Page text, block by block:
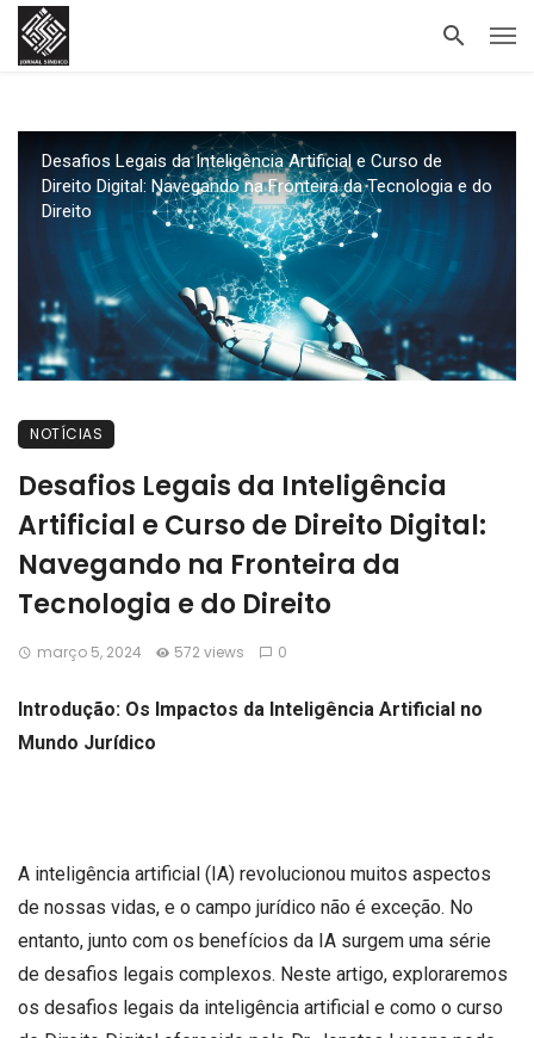
Desafios Legais da Inteligência Artificial e Curso de
Direito Digital: Navegando na Fronteira da Tecnologia e do
Direito
NOTÍCIAS
Desafios Legais da Inteligência
Artificial e Curso de Direito Digital:
Navegando na Fronteira da
Tecnologia e do Direito
março 5, 2024 572 views 0
Introdução: Os Impactos da Inteligência Artificial no
Mundo Jurídico
A inteligência artificial (IA) revolucionou muitos aspectos
de nossas vidas, e o campo jurídico não é exceção. No
entanto, junto com os benefícios da IA surgem uma série
de desafios legais complexos. Neste artigo, exploraremos
os desafios legais da inteligência artificial e como o curso